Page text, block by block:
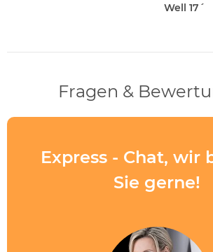
Well 17´
Fragen &
Express - Chat, wir
Sie gerne!